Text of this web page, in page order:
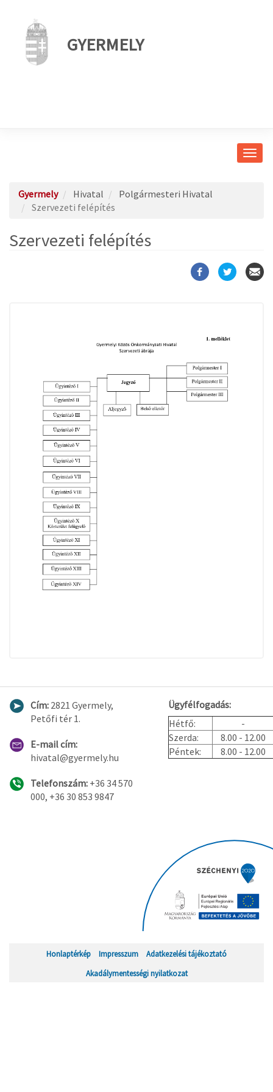
GYERMELY
Gyermely Hivatal
Polgármesteri Hivatal
Szervezeti felépítés
Szervezeti felépítés
Cím: 2821 Gyermely,
Petőfi tér 1.
E-mail cím:
hivatal@gyermely.hu
Telefonszám: +36 34 570
000, +36 30 853 9847
Ügyfélfogadás:
Hétfő:
-
Szerda:
8.00 - 12.00
Péntek:
8.00 - 12.00
Honlaptérkép Impresszum
Adatkezelési tájékoztató
Akadálymentességi nyilatkozat